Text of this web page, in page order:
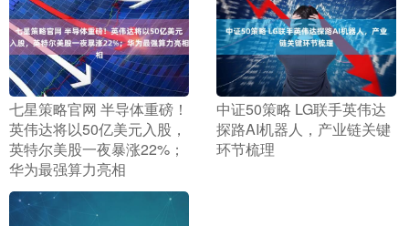
​七星策略官网 半导体重磅！
英伟达将以50亿美元入股，
英特尔美股一夜暴涨22%；
华为最强算力亮相
​中证50策略 LG联手英伟达
探路AI机器人，产业链关键
环节梳理